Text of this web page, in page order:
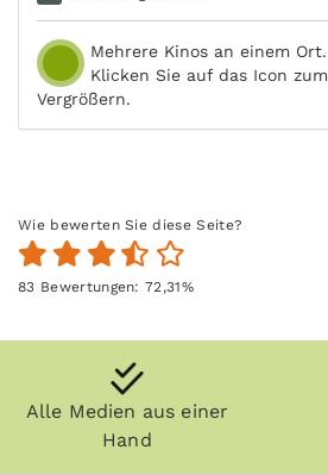
Mehrere Kinos an einem Ort.
Klicken Sie auf das Icon zum
Vergrößern.
Wie bewerten Sie diese Seite?
83 Bewertungen:72,31%
Alle Medien aus einer
Hand